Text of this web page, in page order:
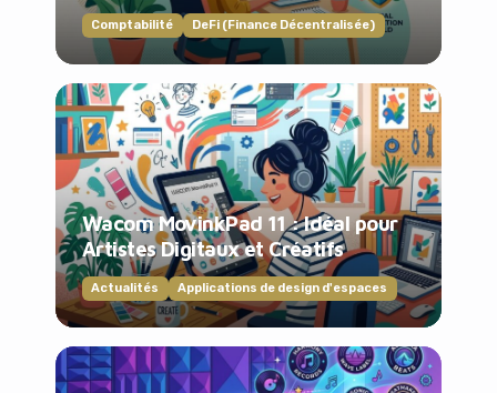
Comptabilité DeFi (Finance Décentralisée)
Wacom MovinkPad 11 : Idéal pour
Artistes Digitaux et Créatifs
Actualités Applications de design d'espaces